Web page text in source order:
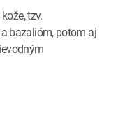
tzv.
bazalióm, potom aj